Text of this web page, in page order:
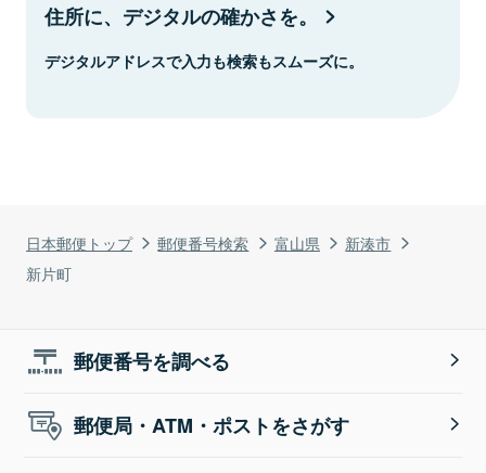
日本郵便トップ 郵便番号検索 富山県
新湊市
新片町
住所に、デジタルの確かさを。
デジタルアドレスで入力も検索もスムーズに。
郵便番号を調べる
郵便局・ATM・ポストをさがす